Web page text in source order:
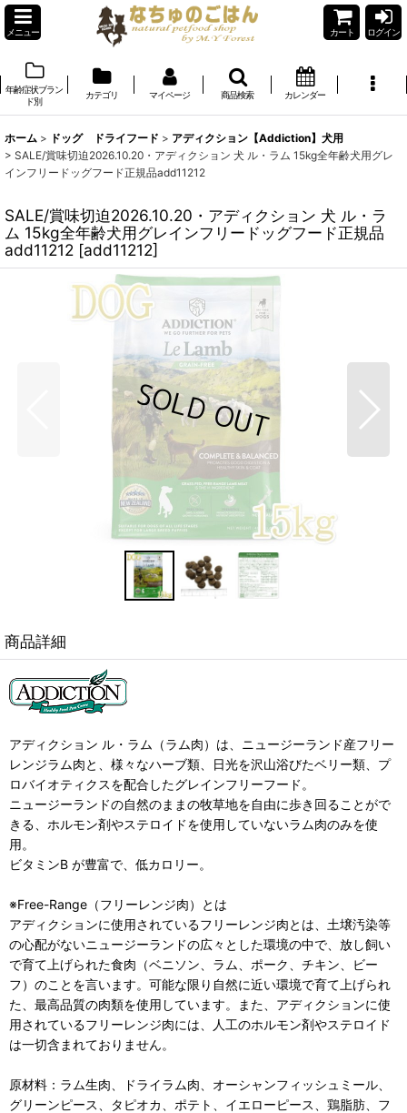
メニュー カート ログイン
年齢症状ブラン
ド別
カテゴリ マイページ 商品検索 カレンダー
ホーム > ドッグ ドライフード > アディクション【Addiction】犬用
> SALE/賞味切迫2026.10.20・アディクション 犬 ル・ラム 15kg全年齢犬用グレ
インフリードッグフード正規品add11212
SALE/賞味切迫2026.10.20・アディクション 犬 ル・ラ
ム 15kg全年齢犬用グレインフリードッグフード正規品
add11212 [add11212]
商品詳細
アディクション ル・ラム（ラム肉）は、ニュージーランド産フリー
レンジラム肉と、様々なハーブ類、日光を沢山浴びたベリー類、プ
ロバイオティクスを配合したグレインフリーフード。
ニュージーランドの自然のままの牧草地を自由に歩き回ることがで
きる、ホルモン剤やステロイドを使用していないラム肉のみを使
用。
ビタミンB が豊富で、低カロリー。
※Free-Range（フリーレンジ肉）とは
アディクションに使用されているフリーレンジ肉とは、土壌汚染等
の心配がないニュージーランドの広々とした環境の中で、放し飼い
で育て上げられた食肉（ベニソン、ラム、ポーク、チキン、ビー
フ）のことを言います。可能な限り自然に近い環境で育て上げられ
た、最高品質の肉類を使用しています。また、アディクションに使
用されているフリーレンジ肉には、人工のホルモン剤やステロイド
は一切含まれておりません。
原材料：ラム生肉、ドライラム肉、オーシャンフィッシュミール、
グリーンピース、タピオカ、ポテト、イエローピース、鶏脂肪、フ